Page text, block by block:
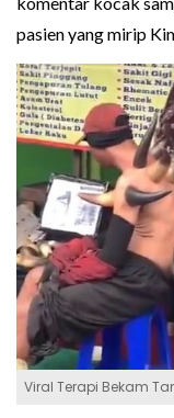
pasien yang mirip
Viral Terapi Bekam